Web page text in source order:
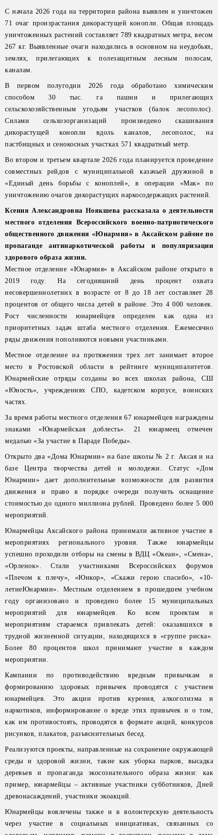
С начала 2026 года на территории района выявлен и уничтожен
71 очаг произрастания дикорастущей конопли. Общая площадь
уничтоженных растений составляет 789 квадратных метра, весом
267 кг. Выявленные очаги находились в основном на неудобьях,
землях, прилегающих к полезащитным лесным полосам,
каналам.
В первом полугодии 2026 года обработано химическим
способом 30 тыс. га пашни и прилегающих
сельскохозяйственным угодьям участков (балок лесополос).
Силами сельхозорганизаций произведено скашивания
дикорастущей конопли вдоль каналов, лесополос, на
пастбищных и сенокосных участках 571 квадратный метр.
Во втором и третьем квартале 2026 года планируется проведение
совместных рейдов с муниципальной казачьей дружиной в
«Единый день борьбы с коноплей», в операции «Мак» по
уничтожению очагов дикорастущих наркосодержащих растений.
Ксения Александровна Ноякшева рассказала о деятельности
местного отделения Всероссийского военно-патриотического
общественного движения «Юнармия» в Аксайском районе по
пропаганде антинаркотической работы и популяризации
здорового образа жизни.
Местное отделение «Юнармия» в Аксайском районе открыто в
2019 году. На сегодняшний день процент охвата
несовершеннолетних в возрасте от 8 до 18 лет составляет 28
процентов от общего числа детей в районе. Это 4 000 человек.
Рост численности юнармейцев определен как одна из
приоритетных задач штаба местного отделения. Ежемесячно
ряды движения пополняются новыми участниками.
Местное отделение на протяжении трех лет занимает второе
место в Ростовской области в рейтинге муниципалитетов.
Юнармейские отряды созданы во всех школах района, СШ
«Юность», учреждениях СПО, кадетском корпусе, воинских
частях.
За время работы местного отделения 67 юнармейцев награждены
знаками «Юнармейская доблесть». 21 юнармеец отмечен
медалью «За участие в Параде Победы».
Открыто два «Дома Юнармии» на базе школы № 2 г. Аксая и на
базе Центра творчества детей и молодежи. Статус «Дом
Юнармии» дает дополнительные возможности для развития
движения и право в порядке очереди получить оснащение
стоимостью до одного миллиона рублей. Проведено более 5 000
мероприятий.
Юнармейцы Аксайского района принимали активное участие в
мероприятиях регионального уровня. Также юнармейцы
успешно проходили отборы на смены в ВДЦ «Океан», «Смена»,
«Орленок». Стали участниками Всероссийских форумов
«Плечом к плечу», «Юнкор», «Скажи герою спасибо», «10-
летиеЮнармии». Местным отделением в прошедшем учебном
году организовано и проведено более 15 муниципальных
мероприятий для юнармейцев. Ко всем проектам и
мероприятиям стараемся привлекать детей: оказавшихся в
трудной жизненной ситуации, находящихся в «группе риска».
Более 80 процентов школ принимают участие в каждом
мероприятии.
Кампании по противодействию вредным привычкам и
формированию здоровых привычек проводятся с участием
юнармейцев. Это акции против курения, алкоголизма и
наркотиков, информирование о вреде этих привычек и о том,
как им противостоять, проводятся в формате акций, конкурсов
рисунков, плакатов, разъяснительных бесед.
Реализуются проекты, направленные на сохранение окружающей
среды и здоровой жизни, такие как уборка парков, высадка
деревьев и пропаганда экосознательного образа жизни: как
пример, юнармейцы – активные участники субботников, Дней
древонасаждений, участники экоакций.
Юнармейцы вовлечены также и в волонтерскую деятельность
через участие в социальных инициативах, связанных со